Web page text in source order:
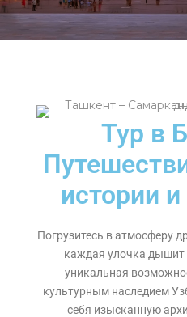
Тур в
истории
Погрузитесь в атмосферу
каждая улочка дышит
уникальная
культурным наследием
себя изысканную